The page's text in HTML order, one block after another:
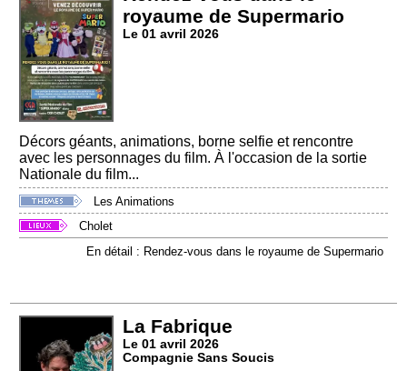
royaume de Supermario
Le 01 avril 2026
Décors géants, animations, borne selfie et rencontre
avec les personnages du film. À l'occasion de la sortie
Nationale du film...
Les Animations
Cholet
En détail : Rendez-vous dans le royaume de Supermario
La Fabrique
Le 01 avril 2026
Compagnie Sans Soucis